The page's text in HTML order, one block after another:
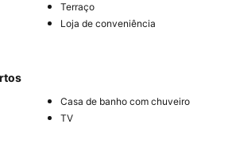
Terraço
Loja de conveniência
Casa de banho com chuveiro
TV